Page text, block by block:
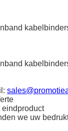
eindproduct
we uw